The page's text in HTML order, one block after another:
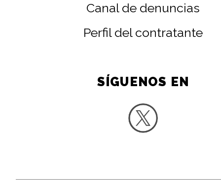
Canal de denuncias
Perfil del contratante
SÍGUENOS EN